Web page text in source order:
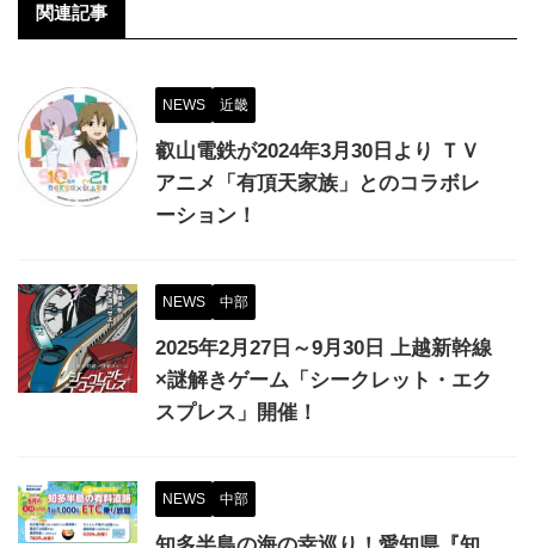
関連記事
NEWS 近畿
叡山電鉄が2024年3月30日より ＴＶ
アニメ「有頂天家族」とのコラボレ
ーション！
NEWS 中部
2025年2月27日～9月30日 上越新幹線
×謎解きゲーム「シークレット・エク
スプレス」開催！
NEWS 中部